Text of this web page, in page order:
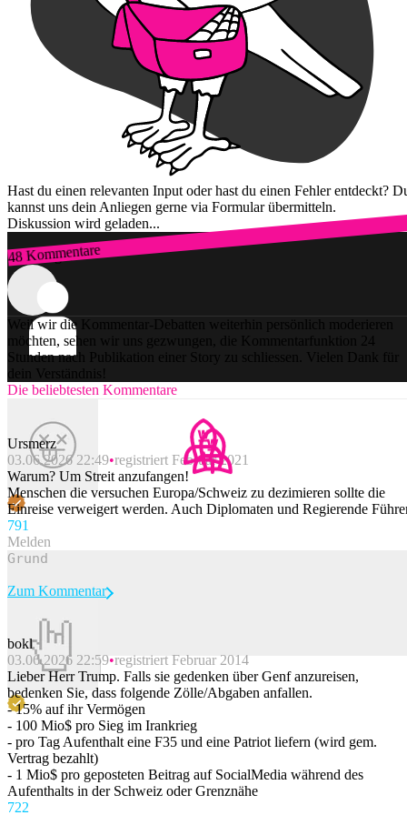
Hast du einen relevanten Input oder hast du einen Fehler entdeckt?
kannst uns dein Anliegen gerne via Formular übermitteln.
Diskussion wird geladen...
48 Kommentare
Zum Login
Weil wir die Kommentar-Debatten weiterhin persönlich moderieren
möchten, sehen wir uns gezwungen, die Kommentarfunktion 24
Stunden nach Publikation einer Story zu schliessen. Vielen Dank für
dein Verständnis!
Die beliebtesten Kommentare
Ursmerz
03.06.2026 22:49 registriert Februar 2021
Warum? Um Streit anzufangen!
Menschen die versuchen Europa/Schweiz zu dezimieren sollte die
Einreise verweigert werden. Auch Diplomaten und Regierende
791
Melden
Beitrag melden
Zum Kommentar
bokl
03.06.2026 22:59 registriert Februar 2014
Lieber Herr Trump. Falls sie gedenken über Genf anzureisen,
bedenken Sie, dass folgende Zölle/Abgaben anfallen.
- 15% auf ihr Vermögen
- 100 Mio$ pro Sieg im Irankrieg
- pro Tag Aufenthalt eine F35 und eine Patriot liefern (wird gem.
Vertrag bezahlt)
- 1 Mio$ pro geposteten Beitrag auf SocialMedia während des
Aufenthalts in der Schweiz oder Grenznähe
722